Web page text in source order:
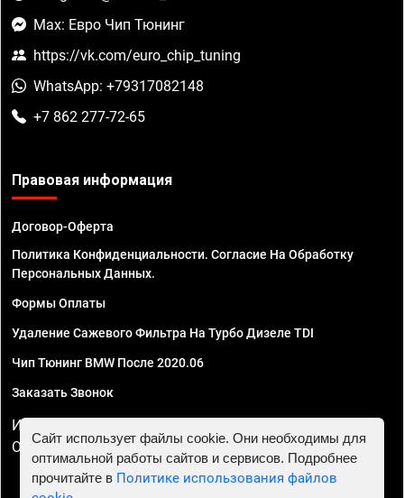
Max: Евро Чип Тюнинг
https://vk.com/euro_chip_tuning
WhatsApp: +79317082148
+7 862 277-72-65
Правовая информация
Договор-Оферта
Политика Конфиденциальности. Согласие На Обработку
Персональных Данных.
Формы Оплаты
Удаление Сажевого Фильтра На Турбо Дизеле TDI
Чип Тюнинг BMW После 2020.06
Заказать Звонок
ИП Смирнов Георгий Павлович. ИНН 781302555843,
ОГРНИП 324470400032610
Сайт использует файлы cookie. Они необходимы для
оптимальной работы сайтов и сервисов. Подробнее
прочитайте в Политике использования файлов